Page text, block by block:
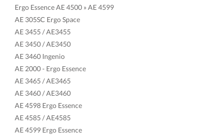
Ergo Essence AE 4500 » AE 4599
AE 305SC Ergo Space
AE 3455 / AE3455
AE 3450 / AE3450
AE 3460 Ingenio
AE 2000 - Ergo Essence
AE 3465 / AE3465
AE 3460 / AE3460
AE 4598 Ergo Essence
AE 4585 / AE4585
AE 4599 Ergo Essence